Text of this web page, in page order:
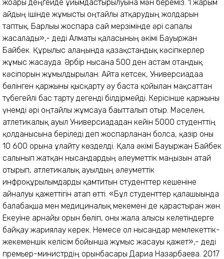
жоғары деңгейде ұйымдастырылуына мән береміз. 1 жарым
айдың ішінде жұмысты оңтайлы атқарудың жолдарын
таптық. Барлығы жоспарға сай мерзімінде әрі сапалы
жасалады»,- деді Алматы қаласының әкімі Бауыржан
Байбек. Құрылыс алаңында қазақстандық кәсіпкерлер
жұмыс жасауда. Әрбір нысанға 500 ден астам отандық
кәсіпорын жұмылдырылған. Айта кетсек, Универсиадаға
бөлінген қаржыны қысқарту әу баста қойылған мақсаттан
түбегейлі бас тарту дегенді білдірмейді. Керісінше қаржыны
үнемді әрі оңтайлы жұмсауға бағытталып отыр. Мәселен,
атлетикалық ауыл Универсиададан кейін 5000 студенттің
қолданысына беріледі деп жоспарланған болса, қазір оны
10 600 орынға ұлғайту көзделді. Қала әкімі Бауыржан Байбек
салынып жатқан нысандардың әлеуметтік маңызын атай
отырып, атлетикалық ауылдың әлеуметтік
инфроқұрылымдарды қамтитын студенттер кешеніне
айналуы қажеттігін атап өтті. «Бұл студенттер қалашығында
балабақша мен медициналық мекемені де қарастырған жөн.
Екеуіне арнайы орын бөліп, оны жалға алғысы келетіндерге
байқау жариялау керек. Немесе ол нысандар мемлекеттік-
жекеменшік келісім бойынша жұмыс жасауы қажет»,- деді
премьер-министрдің орынбасары Дариға Назарбаева. 2017